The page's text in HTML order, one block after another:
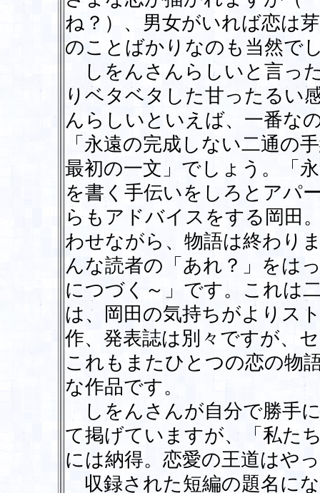
ね？）、男女がいれば恋は
のことばかりなのも当然で
しをんさんらしいと言っ
りベタベタした甘ったるい
んらしいといえば、一番な
「永遠の完成しない二通の
最初の一文」でしょう。「
を書く手伝いをしろとアパ
らもアドバイスをする岡田
わせながら、物語は終わり
んな読者の「あれ？」をは
につづく～」です。これは
は、岡田の気持ちがよりス
作、発表誌は別々ですが、
これもまたひとつの恋の物
な作品です。
しをんさんが自分で勝手
て掲げていますが、「私た
には納得。恋愛の王道はや
収録された短編の題名に